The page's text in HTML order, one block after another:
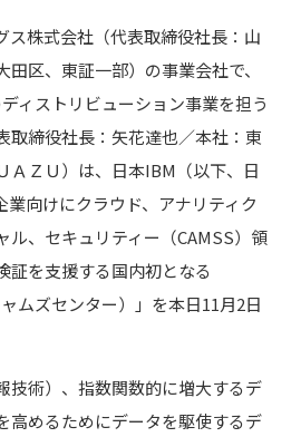
ス株式会社（代表取締役社長：山
区、東証一部）の事業会社で、
ィストリビューション事業を担う
取締役社長：矢花達也／本社：東
ＡＺＵ）は、日本IBM（以下、日
向けにクラウド、アナリティク
ル、セキュリティー（CAMSS）領
証を支援する国内初となる
ャムズセンター）」を本日11月2日
技術）、指数関数的に増大するデ
高めるためにデータを駆使するデ